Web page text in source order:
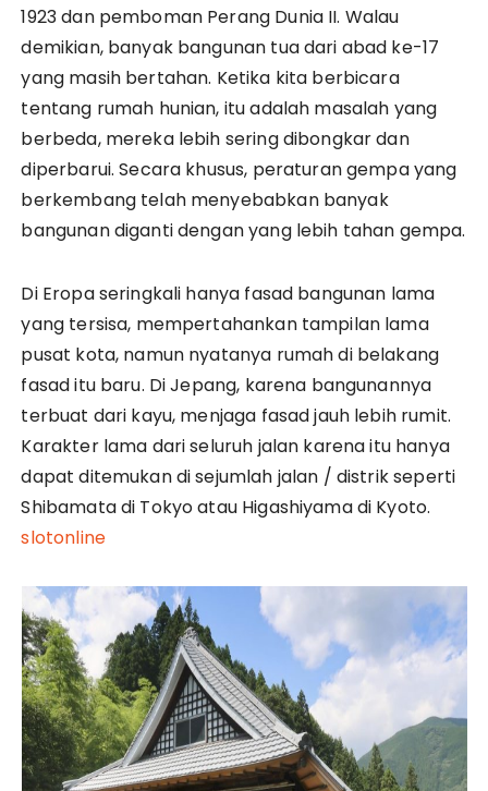
1923 dan pemboman Perang Dunia II. Walau
demikian, banyak bangunan tua dari abad ke-17
yang masih bertahan. Ketika kita berbicara
tentang rumah hunian, itu adalah masalah yang
berbeda, mereka lebih sering dibongkar dan
diperbarui. Secara khusus, peraturan gempa yang
berkembang telah menyebabkan banyak
bangunan diganti dengan yang lebih tahan gempa.
Di Eropa seringkali hanya fasad bangunan lama
yang tersisa, mempertahankan tampilan lama
pusat kota, namun nyatanya rumah di belakang
fasad itu baru. Di Jepang, karena bangunannya
terbuat dari kayu, menjaga fasad jauh lebih rumit.
Karakter lama dari seluruh jalan karena itu hanya
dapat ditemukan di sejumlah jalan / distrik seperti
Shibamata di Tokyo atau Higashiyama di Kyoto.
slotonline